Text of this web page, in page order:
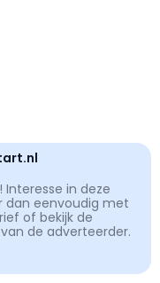
Interesse in deze
dan eenvoudig met
of bekijk de
de adverteerder.